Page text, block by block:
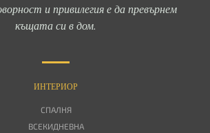
и привилегия е да превърнем
къщата си в дом.
ИНТЕРИОР
СПАЛНЯ
ВСЕКИДНЕВНА